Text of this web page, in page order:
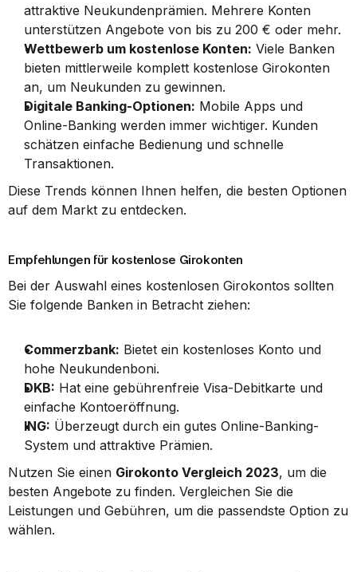
attraktive Neukundenprämien. Mehrere Konten
unterstützen Angebote von bis zu 200 € oder mehr.
Wettbewerb um kostenlose Konten: Viele Banken
bieten mittlerweile komplett kostenlose Girokonten
an, um Neukunden zu gewinnen.
Digitale Banking-Optionen: Mobile Apps und
Online-Banking werden immer wichtiger. Kunden
schätzen einfache Bedienung und schnelle
Transaktionen.
Diese Trends können Ihnen helfen, die besten Optionen
auf dem Markt zu entdecken.
Empfehlungen für kostenlose Girokonten
Bei der Auswahl eines kostenlosen Girokontos sollten
Sie folgende Banken in Betracht ziehen:
Commerzbank: Bietet ein kostenloses Konto und
hohe Neukundenboni.
DKB: Hat eine gebührenfreie Visa-Debitkarte und
einfache Kontoeröffnung.
ING: Überzeugt durch ein gutes Online-Banking-
System und attraktive Prämien.
Nutzen Sie einen Girokonto Vergleich 2023, um die
besten Angebote zu finden. Vergleichen Sie die
Leistungen und Gebühren, um die passendste Option zu
wählen.